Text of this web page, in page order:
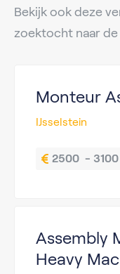
Bekijk ook deze
zoektocht naar de
Monteur
IJsselstein
2500  - 3100
Assembly
Heavy